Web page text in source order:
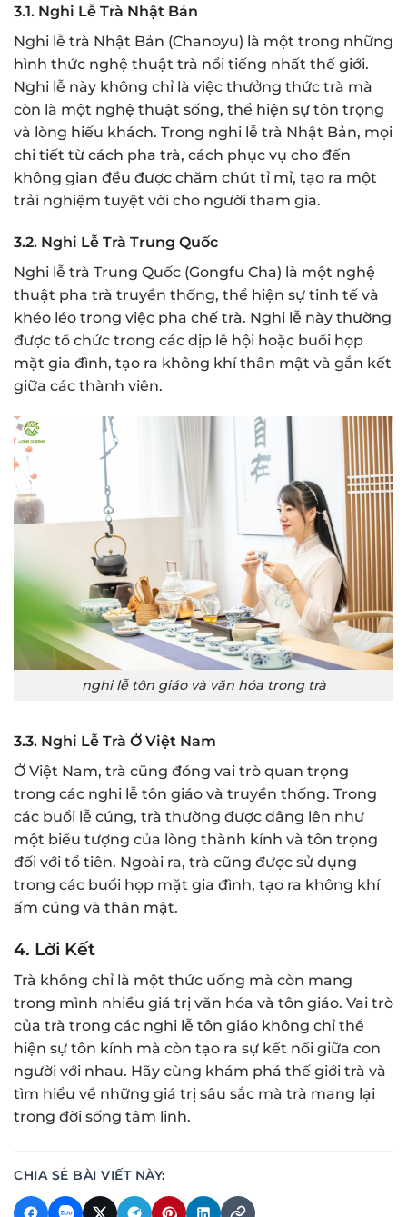
3.1. Nghi Lễ Trà Nhật Bản
Nghi lễ trà Nhật Bản (Chanoyu) là một trong những
hình thức nghệ thuật trà nổi tiếng nhất thế giới.
Nghi lễ này không chỉ là việc thưởng thức trà mà
còn là một nghệ thuật sống, thể hiện sự tôn trọng
và lòng hiếu khách. Trong nghi lễ trà Nhật Bản, mọi
chi tiết từ cách pha trà, cách phục vụ cho đến
không gian đều được chăm chút tỉ mỉ, tạo ra một
trải nghiệm tuyệt vời cho người tham gia.
3.2. Nghi Lễ Trà Trung Quốc
Nghi lễ trà Trung Quốc (Gongfu Cha) là một nghệ
thuật pha trà truyền thống, thể hiện sự tinh tế và
khéo léo trong việc pha chế trà. Nghi lễ này thường
được tổ chức trong các dịp lễ hội hoặc buổi họp
mặt gia đình, tạo ra không khí thân mật và gắn kết
giữa các thành viên.
nghi lễ tôn giáo và văn hóa trong trà
3.3. Nghi Lễ Trà Ở Việt Nam
Ở Việt Nam, trà cũng đóng vai trò quan trọng
trong các nghi lễ tôn giáo và truyền thống. Trong
các buổi lễ cúng, trà thường được dâng lên như
một biểu tượng của lòng thành kính và tôn trọng
đối với tổ tiên. Ngoài ra, trà cũng được sử dụng
trong các buổi họp mặt gia đình, tạo ra không khí
ấm cúng và thân mật.
4. Lời Kết
Trà không chỉ là một thức uống mà còn mang
trong mình nhiều giá trị văn hóa và tôn giáo. Vai trò
của trà trong các nghi lễ tôn giáo không chỉ thể
hiện sự tôn kính mà còn tạo ra sự kết nối giữa con
người với nhau. Hãy cùng khám phá thế giới trà và
tìm hiểu về những giá trị sâu sắc mà trà mang lại
trong đời sống tâm linh.
CHIA SẺ BÀI VIẾT NÀY: